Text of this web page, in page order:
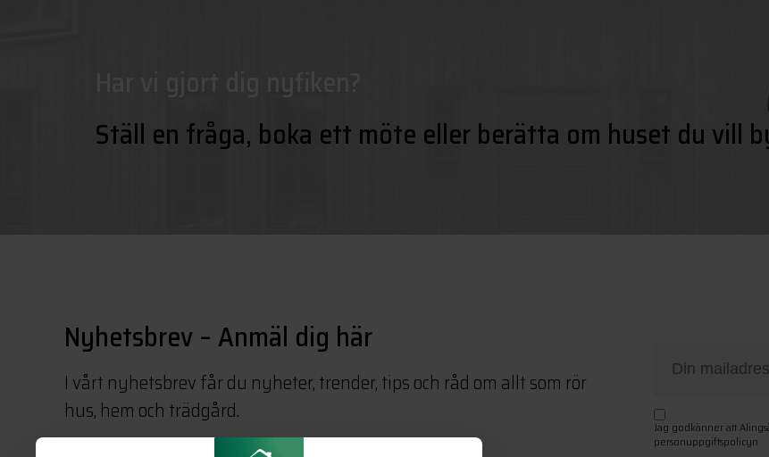
Ställ en fråga, boka ett möte eller berätta om huset du vill
Nyhetsbrev – Anmäl dig här
I vårt nyhetsbrev får du nyheter, trender, tips och råd om allt som rör
hus, hem och trädgård.
Jag godkänner att
personuppgiftspolicyn